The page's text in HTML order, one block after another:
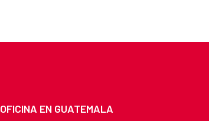
OFICINA EN GUATEMALA